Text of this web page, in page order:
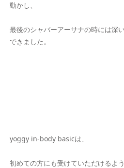
動かし、
最後のシャバーアーサナの時には深
できました。
yoggy in-body basicは、
初めての方にも受けていただけるよ